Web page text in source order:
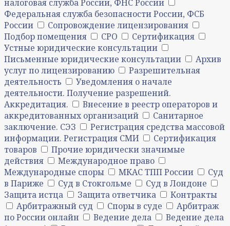
налоговая служба России, ФНС России
Федеральная служба безопасности России, ФСБ
России
Сопровождение лицензирования
Подбор помещения
СРО
Сертификация
Устные юридические консультации
Письменные юридические консультации
Архив
услуг по лицензированию
Разрешительная
деятельность
Уведомления о начале
деятельности. Получение разрешений.
Аккредитация.
Внесение в реестр операторов и
аккредитованных организаций
Санитарное
заключение. СЭЗ
Регистрация средства массовой
информации. Регистрация СМИ
Сертификация
товаров
Прочие юридически значимые
действия
Международное право
Международные споры
МКАС ТПП России
Суд
в Париже
Суд в Стокгольме
Суд в Лондоне
Защита истца
Защита ответчика
Контракты
Арбитражный суд
Споры в суде
Арбитраж
по России онлайн
Ведение дела
Ведение дела